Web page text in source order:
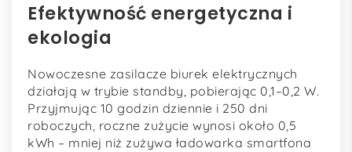
Efektywność energetyczna i
ekologia
Nowoczesne zasilacze biurek elektrycznych
działają w trybie standby, pobierając 0,1–0,2 W.
Przyjmując 10 godzin dziennie i 250 dni
roboczych, roczne zużycie wynosi około 0,5
kWh – mniej niż zużywa ładowarka smartfona